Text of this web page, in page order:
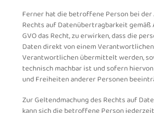
Ferner hat die betroffene Person bei der
Rechts auf Datenübertragbarkeit gemäß
GVO das Recht, zu erwirken, dass die
Daten direkt von einem
Verantwortlichen übermittelt werden,
technisch machbar ist und sofern
und Freiheiten anderer Personen
Zur Geltendmachung des Rechts auf